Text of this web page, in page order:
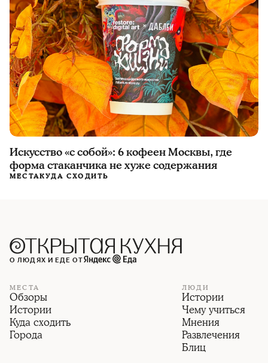
Искусство «с собой»: 6 кофеен Москвы, где
форма стаканчика не хуже содержания
МЕСТАКУДА СХОДИТЬ
О ЛЮДЯХ И ЕДЕ ОТ
МЕСТА
Обзоры
Истории
Куда сходить
Города
ЛЮДИ
Истории
Чему учиться
Мнения
Развлечения
Блиц